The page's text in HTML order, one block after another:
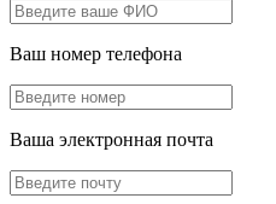
Ваш номер телефона
Ваша электронная почта